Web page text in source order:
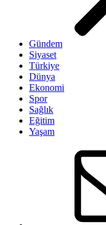
Gündem
Siyaset
Türkiye
Dünya
Ekonomi
Spor
Sağlık
Eğitim
Yaşam